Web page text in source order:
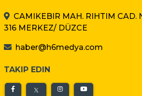
CAMIKEBIR MAH. RIHTIM CAD.
316 MERKEZ/ DÜZCE
haber@h6medya.com
TAKIP EDIN